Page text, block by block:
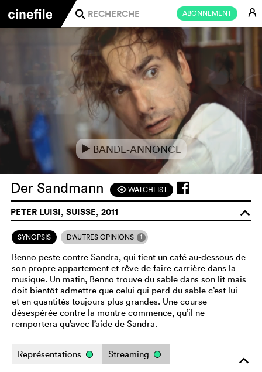
ABONNEMENT E
j
e BANDE-ANNONCE
Der Sandmann FWATCHLIST
PETER LUISI, SUISSE, 2011 o
SYNOPSIS D'AUTRES OPINIONS 1
Benno peste contre Sandra, qui tient un café au-dessous de
son propre appartement et rêve de faire carrière dans la
musique. Un matin, Benno trouve du sable dans son lit mais
doit bientôt admettre que celui qui perd du sable c’est lui –
et en quantités toujours plus grandes. Une course
désespérée contre la montre commence, qu’il ne
remportera qu’avec l’aide de Sandra.
o
Représentations Streaming